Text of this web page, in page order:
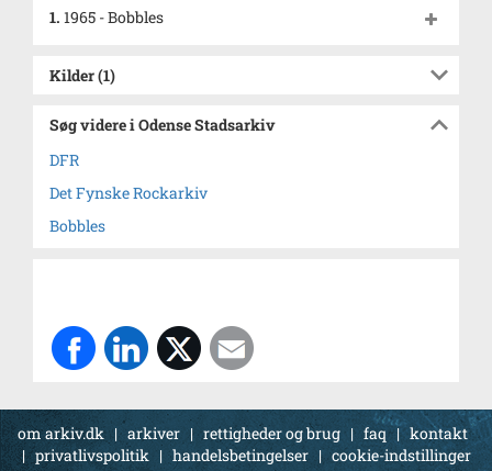
1. 1965 - Bobbles
Kilder (1)
Søg videre i Odense Stadsarkiv
DFR
Det Fynske Rockarkiv
Bobbles
om arkiv.dk | arkiver | rettigheder og brug | faq | kontakt
|privatlivspolitik | handelsbetingelser | cookie-indstillinger